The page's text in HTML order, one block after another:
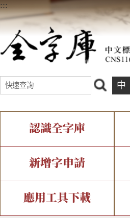
:::
中
認識全字庫
全字庫介紹
中文碼介紹
IDS查詢
複合查詢
新增字申請
新字申請處理流程
字形即時顯示
應用工具下載